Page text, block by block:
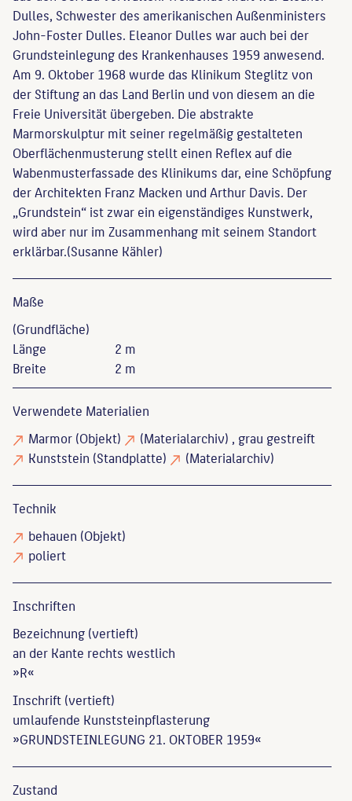
Dulles, Schwester des amerikanischen Außenministers
John-Foster Dulles. Eleanor Dulles war auch bei der
Grundsteinlegung des Krankenhauses 1959 anwesend.
Am 9. Oktober 1968 wurde das Klinikum Steglitz von
der Stiftung an das Land Berlin und von diesem an die
Freie Universität übergeben. Die abstrakte
Marmorskulptur mit seiner regelmäßig gestalteten
Oberflächenmusterung stellt einen Reflex auf die
Wabenmusterfassade des Klinikums dar, eine Schöpfung
der Architekten Franz Macken und Arthur Davis. Der
„Grundstein“ ist zwar ein eigenständiges Kunstwerk,
wird aber nur im Zusammenhang mit seinem Standort
erklärbar.(Susanne Kähler)
Maße
(Grundfläche)
Länge
Breite
2 m
2 m
Verwendete Materialien
Marmor(Objekt) (Materialarchiv) , grau gestreift
Kunststein (Standplatte) (Materialarchiv)
Technik
behauen (Objekt)
poliert
Inschriften
Bezeichnung (vertieft)
an der Kante rechts westlich
»R«
Inschrift (vertieft)
umlaufende Kunststeinpflasterung
»GRUNDSTEINLEGUNG 21. OKTOBER 1959«
Zustand